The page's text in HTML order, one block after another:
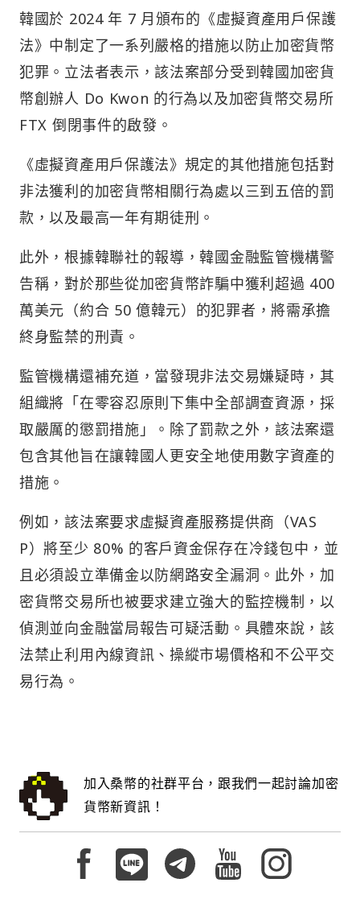
韓國於 2024 年 7 月頒布的《虛擬資產用戶保護
法》中制定了一系列嚴格的措施以防止加密貨幣
犯罪。立法者表示，該法案部分受到韓國加密貨
幣創辦人 Do Kwon 的行為以及加密貨幣交易所
FTX 倒閉事件的啟發。
《虛擬資產用戶保護法》規定的其他措施包括對
非法獲利的加密貨幣相關行為處以三到五倍的罰
款，以及最高一年有期徒刑。
此外，根據韓聯社的報導，韓國金融監管機構警
告稱，對於那些從加密貨幣詐騙中獲利超過 400
萬美元（約合 50 億韓元）的犯罪者，將需承擔
終身監禁的刑責。
監管機構還補充道，當發現非法交易嫌疑時，其
組織將「在零容忍原則下集中全部調查資源，採
取嚴厲的懲罰措施」。除了罰款之外，該法案還
包含其他旨在讓韓國人更安全地使用數字資產的
措施。
例如，該法案要求虛擬資產服務提供商（VAS
P）將至少 80% 的客戶資金保存在冷錢包中，並
且必須設立準備金以防網路安全漏洞。此外，加
密貨幣交易所也被要求建立強大的監控機制，以
偵測並向金融當局報告可疑活動。具體來說，該
法禁止利用內線資訊、操縱市場價格和不公平交
易行為。
加入桑幣的社群平台，跟我們一起討論加密
貨幣新資訊！